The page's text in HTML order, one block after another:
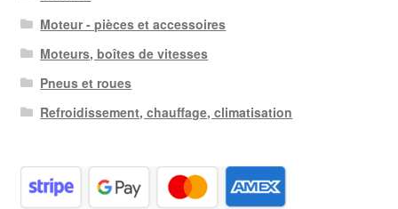
Moteur - pièces et accessoires
Moteurs, boîtes de vitesses
Pneus et roues
Refroidissement, chauffage, climatisation